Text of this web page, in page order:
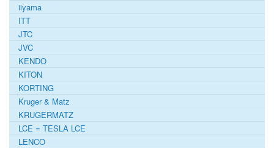
iiyama
ITT
JTC
JVC
KENDO
KITON
KORTING
Kruger & Matz
KRUGERMATZ
LCE = TESLA LCE
LENCO